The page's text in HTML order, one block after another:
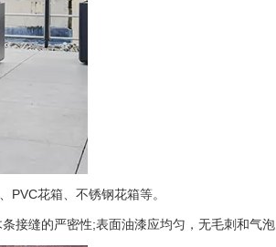
PVC花箱、不锈钢花箱等。
缝的严密性;表面油漆应均匀，无毛刺和气泡